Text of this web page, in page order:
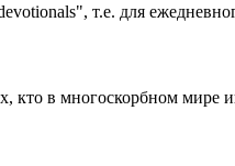
т.е. для
кто в многоскорбном мире